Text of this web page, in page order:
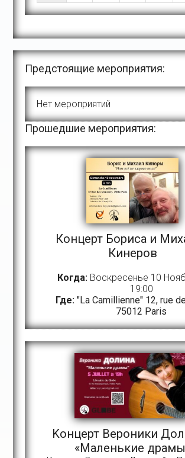
Предстоящие мероприятия:
Нет мероприятий
Прошедшие мероприятия:
Концерт Бориса и
Кинеров
Когда:Воскресенье 10
19:00
Где: "La Camillienne" 12, rue
75012 Paris
Kонцерт Вероники
«Маленькие